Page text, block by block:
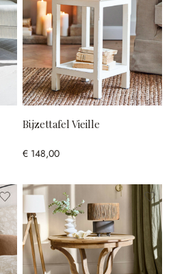
Bijzettafel Vieille
€ 148,00